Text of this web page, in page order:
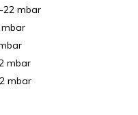
22 mbar
mbar
mbar
mbar